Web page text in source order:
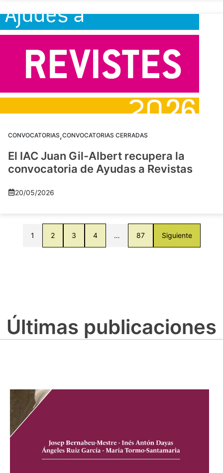
CONVOCATORIAS,CONVOCATORIAS CERRADAS
El IAC Juan Gil-Albert recupera la
convocatoria de Ayudas a Revistas
20/05/2026
1 2 3 4 … 87 Siguiente
Últimas publicaciones